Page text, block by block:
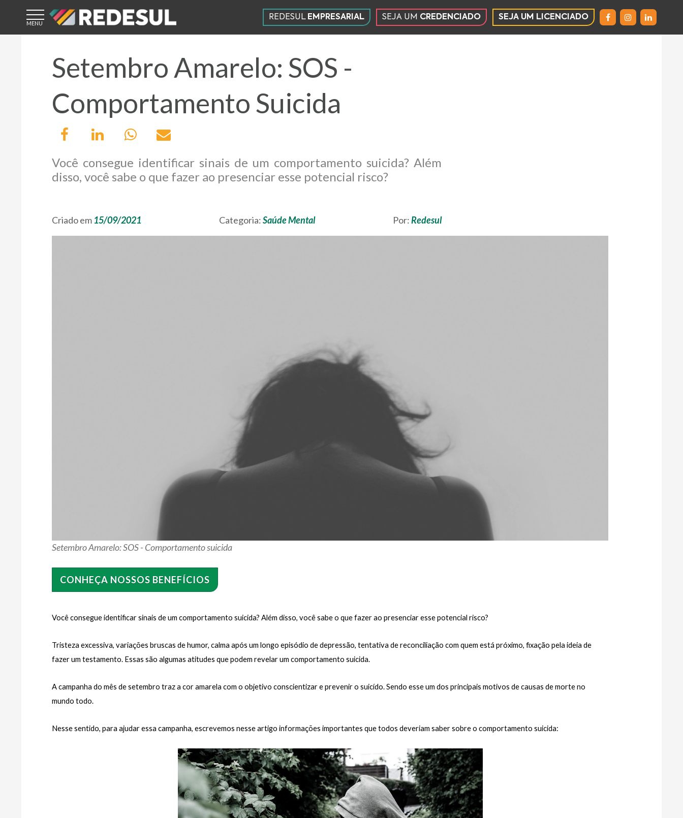
REDESUL EMPRESARIAL SEJA UM CREDENCIADO SEJA UM LICENCIADO
CREDENCIADO
LICENCIADO
Setembro Amarelo: SOS -
Comportamento Suicida
Você consegue identificar sinais de um comportamento suicida? Além
disso, você sabe o que fazer ao presenciar esse potencial risco?
Criado em 15/09/2021 Categoria:Saúde Mental Por:Redesul
Setembro Amarelo: SOS - Comportamento suicida
CONHEÇA NOSSOS BENEFÍCIOS
Você consegue identificar sinais de um comportamento suicida? Além disso, você sabe o que fazer ao presenciar esse potencial risco?
Tristeza excessiva, variações bruscas de humor, calma após um longo episódio de depressão, tentativa de reconciliação com quem está próximo, fixação pela ideia de
fazer um testamento. Essas são algumas atitudes que podem revelar um comportamento suicida.
A campanha do mês de setembro traz a cor amarela com o objetivo conscientizar e prevenir o suicído. Sendo esse um dos principais motivos de causas de morte no
mundo todo.
Nesse sentido, para ajudar essa campanha, escrevemos nesse artigo informações importantes que todos deveriam saber sobre o comportamento suicida: